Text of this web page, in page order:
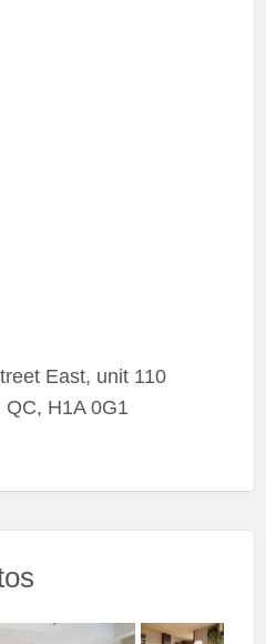
East, unit 110
H1A 0G1